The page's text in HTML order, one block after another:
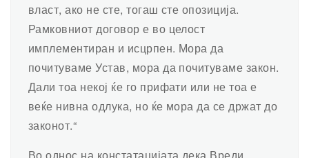
власт, ако не сте, тогаш сте опозиција.
Рамковниот договор е во целост
имплементиран и исцрпен. Мора да
почитуваме Устав, мора да почитуваме закон.
Дали тоа некој ќе го прифати или не тоа е
веќе нивна одлука, но ќе мора да се држат до
законот.“
Во однос на констатацијата дека Вреди